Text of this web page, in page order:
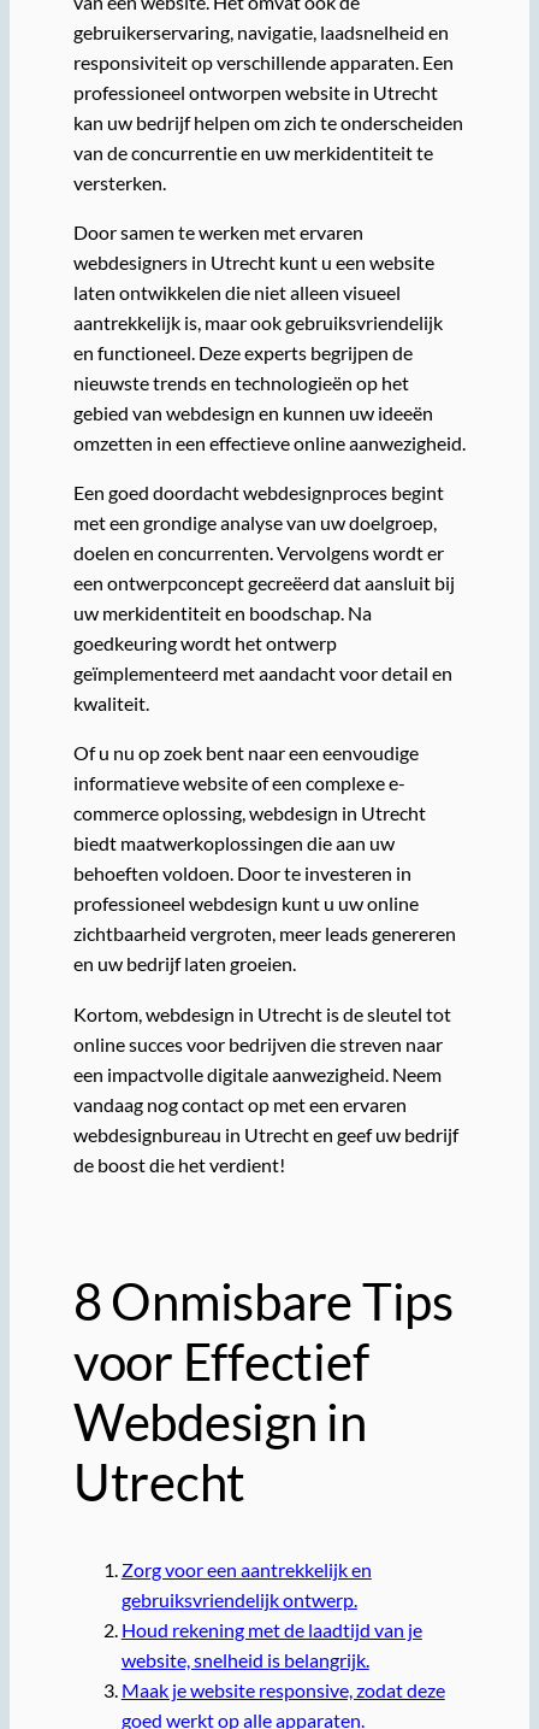
gebruikerservaring, navigatie, laadsnelheid en
responsiviteit op verschillende apparaten. Een
professioneel ontworpen website in Utrecht
kan uw bedrijf helpen om zich te onderscheiden
van de concurrentie en uw merkidentiteit te
versterken.
Door samen te werken met ervaren
webdesigners in Utrecht kunt u een website
laten ontwikkelen die niet alleen visueel
aantrekkelijk is, maar ook gebruiksvriendelijk
en functioneel. Deze experts begrijpen de
nieuwste trends en technologieën op het
gebied van webdesign en kunnen uw ideeën
omzetten in een effectieve online aanwezigheid.
Een goed doordacht webdesignproces begint
met een grondige analyse van uw doelgroep,
doelen en concurrenten. Vervolgens wordt er
een ontwerpconcept gecreëerd dat aansluit bij
uw merkidentiteit en boodschap. Na
goedkeuring wordt het ontwerp
geïmplementeerd met aandacht voor detail en
kwaliteit.
Of u nu op zoek bent naar een eenvoudige
informatieve website of een complexe e-
commerce oplossing, webdesign in Utrecht
biedt maatwerkoplossingen die aan uw
behoeften voldoen. Door te investeren in
professioneel webdesign kunt u uw online
zichtbaarheid vergroten, meer leads genereren
en uw bedrijf laten groeien.
Kortom, webdesign in Utrecht is de sleutel tot
online succes voor bedrijven die streven naar
een impactvolle digitale aanwezigheid. Neem
vandaag nog contact op met een ervaren
webdesignbureau in Utrecht en geef uw bedrijf
de boost die het verdient!
8 Onmisbare Tips
voor Effectief
Webdesign in
Utrecht
Zorg voor een aantrekkelijk en
gebruiksvriendelijk ontwerp.
Houd rekening met de laadtijd van je
website, snelheid is belangrijk.
Maak je website responsive, zodat deze
goed werkt op alle apparaten.